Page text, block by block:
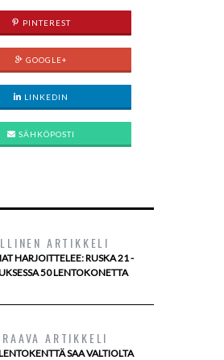
PINTEREST
GOOGLE+
LINKEDIN
SÄHKÖPOSTI
ARTIKKELI
HARJOITTELEE: RUSKA 21 -
50 LENTOKONETTA
ARTIKKELI
SAA VALTIOLTA